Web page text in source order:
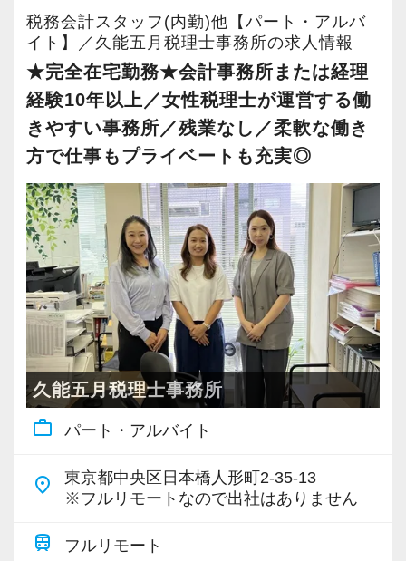
・事前に気軽な面談を実施
・仕事内容やキャリアを相談可
・ざっくばらんに質問OK
・納得後に選考へ進めます
・入社時期は柔軟に対応
・半年～1年の調整も可能
まずはカジュアル面談からでも歓迎です
「応募する」からお気軽にご連絡ください。
・繁忙期も月30～40h程度
・男性の育休取得率100％
・テレワーク導入済み
・全席デュアルモニタ完備
＜幅広い経験・成長環境＞
・9割が紹介の安定基盤
・一般企業～医療・学校法人まで対応
・個人～大企業まで幅広く経験可能
・税務顧問＋資産税に関与
・相続／事業承継／M&Aにも対応
＜成長中の税理士法人＞
・全国14拠点で事業展開
・従業員240名以上に拡大
・会計・税務・財務・労務まで対応
・書籍購入費／研修費は全額会社負担
税務会計スタッフ(内勤)他【パート・アルバ
イト】／久能五月税理士事務所の求人情報
★完全在宅勤務★会計事務所または経理
経験10年以上／女性税理士が運営する働
きやすい事務所／残業なし／柔軟な働き
方で仕事もプライベートも充実◎
久能五月税理士事務所
work_outline パート・アルバイト
place
東京都中央区日本橋人形町2-35-13
※フルリモートなので出社はありません
train フルリモート